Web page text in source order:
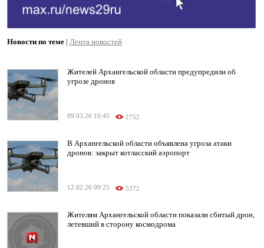
Новости по теме | Лента новостей
Жителей Архангельской области предупредили об
угрозе дронов
09.03.26 10:45 2752
В Архангельской области объявлена угроза атаки
дронов: закрыт котласский аэропорт
12.02.26 09:25 5372
Жителям Архангельской области показали сбитый дрон,
летевший в сторону космодрома